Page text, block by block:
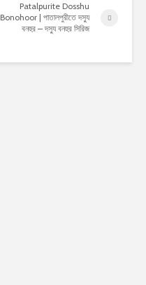
Patalpurite Dosshu
Bonohoor | পাতালপুরীতে দস্যু
বনহুর – দস্যু বনহুর সিরিজ